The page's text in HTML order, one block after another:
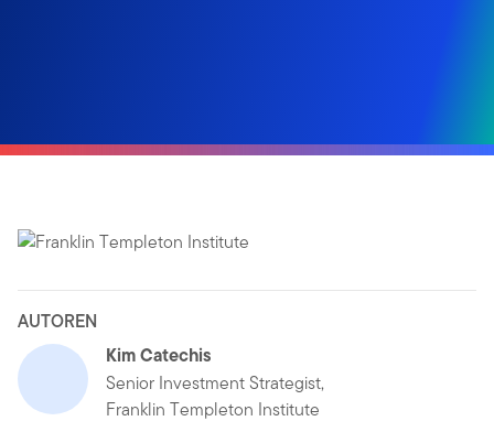
AUTOREN
Kim Catechis
Senior Investment Strategist,
Franklin Templeton Institute